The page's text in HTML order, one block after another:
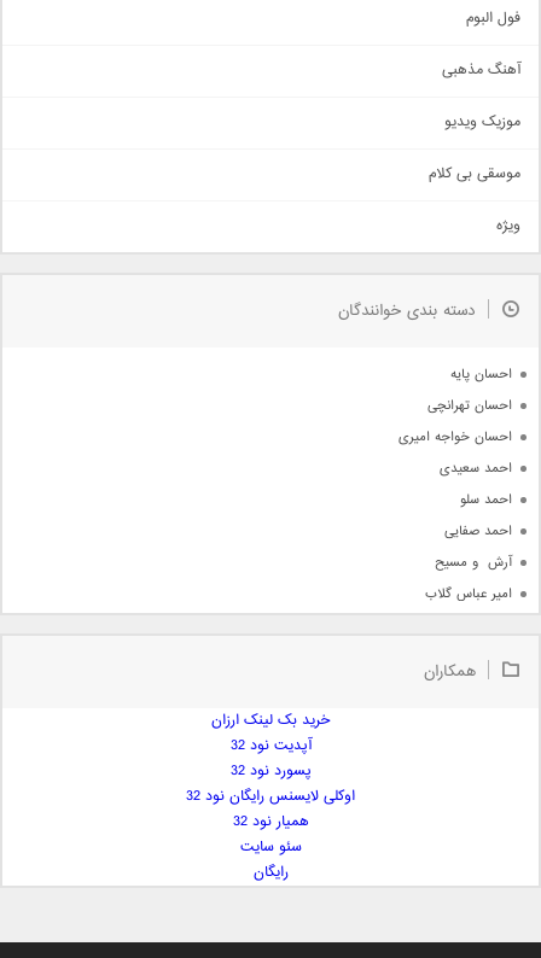
اجتماعی
حماسی
سنتی
اهنگ بندرعباسی
دمو
مذهبی
جدیدترین ها
فول البوم
آهنگ مذهبی
موزیک ویدیو
موسقی بی کلام
ویژه
دسته بندی خوانندگان
احسان پایه
احسان تهرانچی
احسان خواجه امیری
احمد سعیدی
احمد سلو
احمد صفایی
آرش  و مسیح
امیر عباس گلاب
امیر علی
ایمان فلاح
همکاران
خرید بک لینک ارزان
آپدیت نود 32
پسورد نود 32
اوکلی لایسنس رایگان نود 32
همیار نود 32
سئو سایت
رایگان